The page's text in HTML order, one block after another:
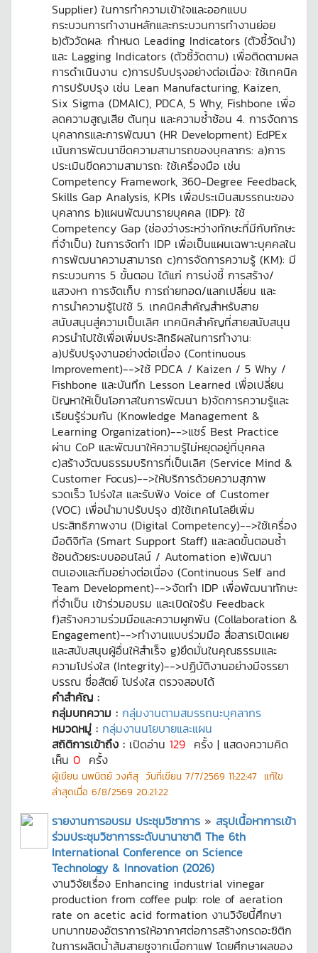
Supplier) ในการทำความเข้าใจและออกแบบ
กระบวนการทำงานหลักและกระบวนการทำงานย่อย
b)ตัววัดผล: กำหนด Leading Indicators (ตัวชี้วัดนำ)
และ Lagging Indicators (ตัวชี้วัดตาม) เพื่อติดตามผล
การดำเนินงาน c)การปรับปรุงอย่างต่อเนื่อง: ใช้เทคนิค
การปรับปรุง เช่น Lean Manufacturing, Kaizen,
Six Sigma (DMAIC), PDCA, 5 Why, Fishbone เพื่อ
ลดความสูญเสีย ต้นทุน และความซ้ำซ้อน 4. การจัดการ
บุคลากรและการพัฒนา (HR Development) EdPEx
เน้นการพัฒนาขีดความสามารถของบุคลากร: a)การ
ประเมินขีดความสามารถ: ใช้เครื่องมือ เช่น
Competency Framework, 360-Degree Feedback,
Skills Gap Analysis, KPIs เพื่อประเมินสมรรถนะของ
บุคลากร b)แผนพัฒนารายบุคคล (IDP): ใช้
Competency Gap (ช่องว่างระหว่างทักษะที่มีกับทักษะ
ที่จำเป็น) ในการจัดทำ IDP เพื่อเป็นแผนเฉพาะบุคคลใน
การพัฒนาความสามารถ c)การจัดการความรู้ (KM): มี
กระบวนการ 5 ขั้นตอน ได้แก่ การบ่งชี้ การสร้าง/
แสวงหา การจัดเก็บ การถ่ายทอด/แลกเปลี่ยน และ
การนำความรู้ไปใช้ 5. เทคนิคสำคัญสำหรับสาย
สนับสนุนสู่ความเป็นเลิศ เทคนิคสำคัญที่สายสนับสนุน
ควรนำไปใช้เพื่อเพิ่มประสิทธิผลในการทำงาน:
a)ปรับปรุงงานอย่างต่อเนื่อง (Continuous
Improvement)-->ใช้ PDCA / Kaizen / 5 Why /
Fishbone และบันทึก Lesson Learned เพื่อเปลี่ยน
ปัญหาให้เป็นโอกาสในการพัฒนา b)จัดการความรู้และ
เรียนรู้ร่วมกัน (Knowledge Management &
Learning Organization)-->แชร์ Best Practice
ผ่าน CoP และพัฒนาให้ความรู้ไม่หยุดอยู่ที่บุคคล
c)สร้างวัฒนธรรมบริการที่เป็นเลิศ (Service Mind &
Customer Focus)-->ให้บริการด้วยความสุภาพ
รวดเร็ว โปร่งใส และรับฟัง Voice of Customer
(VOC) เพื่อนำมาปรับปรุง d)ใช้เทคโนโลยีเพิ่ม
ประสิทธิภาพงาน (Digital Competency)-->ใช้เครื่อง
มือดิจิทัล (Smart Support Staff) และลดขั้นตอนซ้ำ
ซ้อนด้วยระบบออนไลน์ / Automation e)พัฒนา
ตนเองและทีมอย่างต่อเนื่อง (Continuous Self and
Team Development)-->จัดทำ IDP เพื่อพัฒนาทักษะ
ที่จำเป็น เข้าร่วมอบรม และเปิดใจรับ Feedback
f)สร้างความร่วมมือและความผูกพัน (Collaboration &
Engagement)-->ทำงานแบบร่วมมือ สื่อสารเปิดเผย
และสนับสนุนผู้อื่นให้สำเร็จ g)ยึดมั่นในคุณธรรมและ
ความโปร่งใส (Integrity)-->ปฏิบัติงานอย่างมีจรรยา
บรรณ ซื่อสัตย์ โปร่งใส ตรวจสอบได้
คำสำคัญ :
กลุ่มบทความ : กลุ่มงานตามสมรรถนะบุคลากร
หมวดหมู่ : กลุ่มงานนโยบายและแผน
สถิติการเข้าถึง : เปิดอ่าน 129 ครั้ง | แสดงความคิด
เห็น 0 ครั้ง
ผู้เขียน นพนิตย์ วงศ์สุ วันที่เขียน 7/7/2569 11:22:47 แก้ไข
ล่าสุดเมื่อ 6/8/2569 20:21:22
รายงานการอบรม ประชุมวิชาการ » สรุปเนื้อหาการเข้า
ร่วมประชุมวิชาการระดับนานาชาติ The 6th
International Conference on Science
Technology & Innovation (2026)
งานวิจัยเรื่อง Enhancing industrial vinegar
production from coffee pulp: role of aeration
rate on acetic acid formation งานวิจัยนี้ศึกษา
บทบาทของอัตราการให้อากาศต่อการสร้างกรดอะซิติก
ในการผลิตน้ำส้มสายชูจากเนื้อกาแฟ โดยศึกษาผลของ